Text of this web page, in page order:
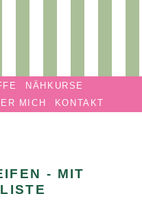
NÄHKURSE
MICH KONTAKT
- MIT